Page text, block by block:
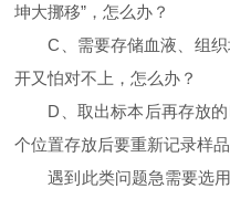
坤大挪移”，怎么办？
C、需要存储血液、组
开又怕对不上，怎么办？
D、取出标本后再存放
个位置存放后要重新记录样
遇到此类问题急需要选